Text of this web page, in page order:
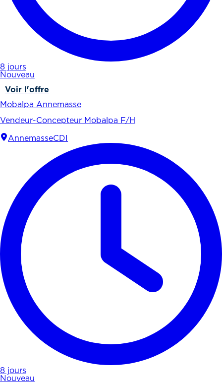
8 jours
Nouveau
Voir l'offre
Mobalpa Annemasse
Vendeur-Concepteur Mobalpa F/H
AnnemasseCDI
8 jours
Nouveau